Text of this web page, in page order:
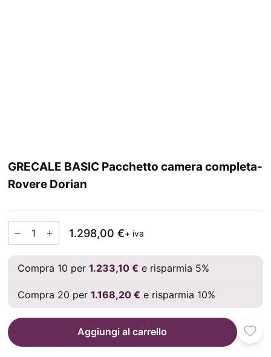
GRECALE BASIC Pacchetto camera completa-
Rovere Dorian
1.298,00 €+ iva
Compra 10 per 1.233,10 € e risparmia 5%
Compra 20 per 1.168,20 € e risparmia 10%
Aggiungi al carrello